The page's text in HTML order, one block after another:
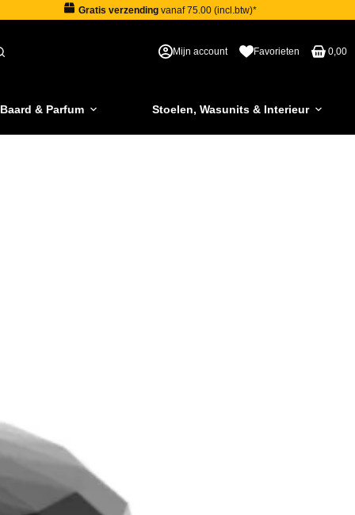
Gratis verzendingvanaf 75.00 (incl.btw)*
Mijn account Favorieten 0,00
& Parfum Stoelen, Wasunits & Interieur